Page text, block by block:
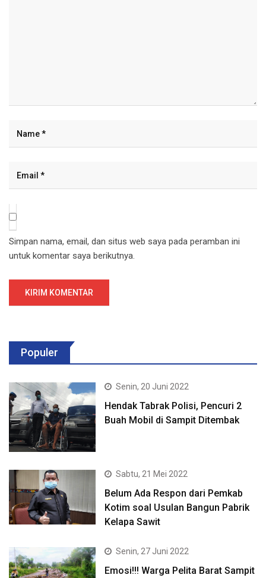
Simpan nama, email, dan situs web saya pada peramban ini
untuk komentar saya berikutnya.
Populer
Senin, 20 Juni 2022
Hendak Tabrak Polisi, Pencuri 2
Buah Mobil di Sampit Ditembak
Sabtu, 21 Mei 2022
Belum Ada Respon dari Pemkab
Kotim soal Usulan Bangun Pabrik
Kelapa Sawit
Senin, 27 Juni 2022
Emosi!!! Warga Pelita Barat Sampit